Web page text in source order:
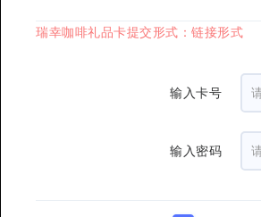
瑞幸咖啡礼品卡提交形式：链接形式
输入卡号
输入密码